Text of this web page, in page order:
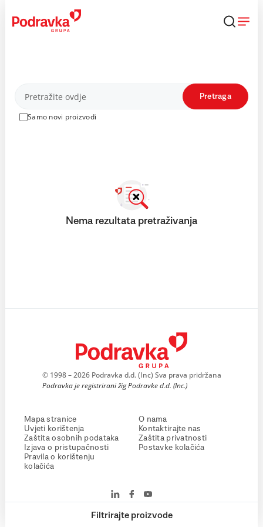
content
Proizvodi
Samo novi proizvodi
Pretraga
Filtrirajte proizvode
Nema rezultata pretraživanja
© 1998 – 2026 Podravka d.d. (Inc) Sva prava pridržana
Podravka je registrirani žig Podravke d.d. (Inc.)
Mapa stranice
Uvjeti korištenja
Zaštita osobnih podataka
Izjava o pristupačnosti
Pravila o korištenju
kolačića
O nama
Kontaktirajte nas
Zaštita privatnosti
Postavke kolačića